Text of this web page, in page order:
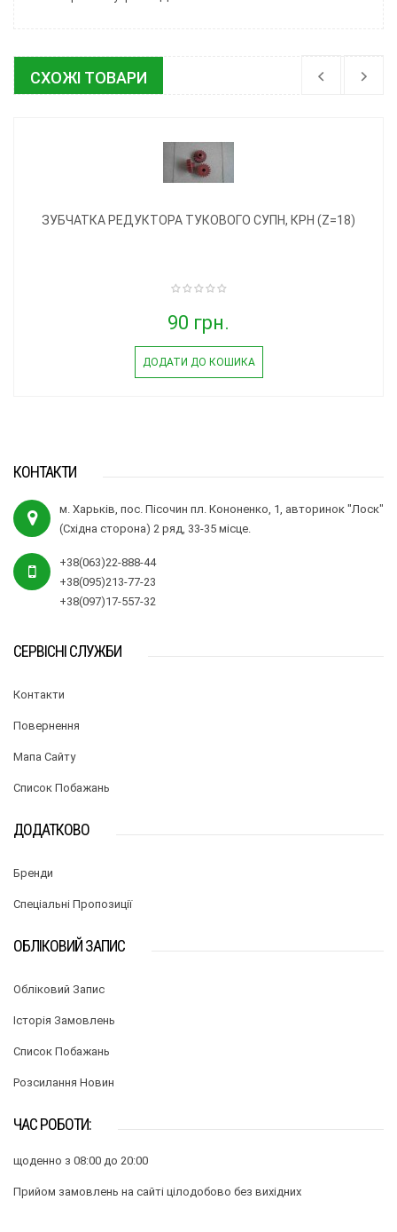
СХОЖІ ТОВАРИ
ЗУБЧАТКА РЕДУКТОРА ТУКОВОГО СУПН, КРН (Z=18)
90 грн.
ДОДАТИ ДО КОШИКА
КОНТАКТИ
м. Харьків, пос. Пісочин пл. Кононенко, 1, авторинок "Лоск"
(Східна сторона) 2 ряд, 33-35 місце.
+38(063)22-888-44
+38(095)213-77-23
+38(097)17-557-32
СЕРВІСНІ СЛУЖБИ
Контакти
Повернення
Мапа Сайту
Список Побажань
ДОДАТКОВО
Бренди
Спеціальні Пропозиції
ОБЛІКОВИЙ ЗАПИС
Обліковий Запис
Історія Замовлень
Список Побажань
Розсилання Новин
ЧАС РОБОТИ:
щоденно з 08:00 до 20:00
Прийом замовлень на сайті цілодобово без вихідних